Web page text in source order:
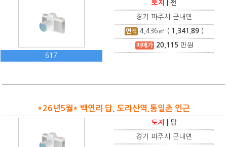
617
토지 |전
경기 파주시 군내면
면적 4,436 ㎡ ( 1,341.89 )
매매가 20,115 만원
*26년5월* 백연리 답, 도라산역,통일촌 인근
토지 답
경기 파주시 군내면